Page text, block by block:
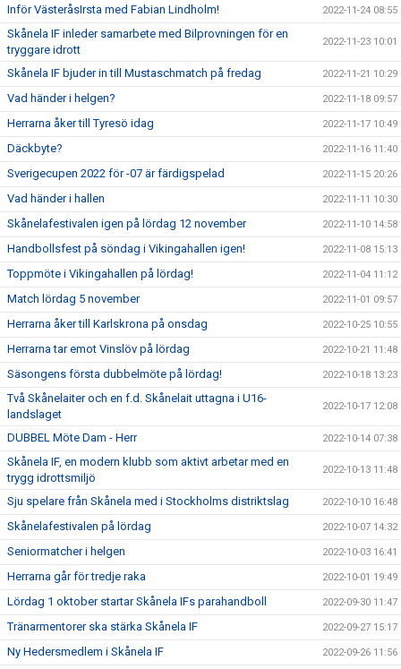
Inför VästeråsIrsta med Fabian Lindholm! 2022-11-24 08:55
Skånela IF inleder samarbete med Bilprovningen för en
tryggare idrott
2022-11-23 10:01
Skånela IF bjuder in till Mustaschmatch på fredag 2022-11-21 10:29
Vad händer i helgen? 2022-11-18 09:57
Herrarna åker till Tyresö idag 2022-11-17 10:49
Däckbyte? 2022-11-16 11:40
Sverigecupen 2022 för -07 är färdigspelad 2022-11-15 20:26
Vad händer i hallen 2022-11-11 10:30
Skånelafestivalen igen på lördag 12 november 2022-11-10 14:58
Handbollsfest på söndag i Vikingahallen igen! 2022-11-08 15:13
Toppmöte i Vikingahallen på lördag! 2022-11-04 11:12
Match lördag 5 november 2022-11-01 09:57
Herrarna åker till Karlskrona på onsdag 2022-10-25 10:55
Herrarna tar emot Vinslöv på lördag 2022-10-21 11:48
Säsongens första dubbelmöte på lördag! 2022-10-18 13:23
Två Skånelaiter och en f.d. Skånelait uttagna i U16-
landslaget
2022-10-17 12:08
DUBBEL Möte Dam - Herr 2022-10-14 07:38
Skånela IF, en modern klubb som aktivt arbetar med en
trygg idrottsmiljö
2022-10-13 11:48
Sju spelare från Skånela med i Stockholms distriktslag 2022-10-10 16:48
Skånelafestivalen på lördag 2022-10-07 14:32
Seniormatcher i helgen 2022-10-03 16:41
Herrarna går för tredje raka 2022-10-01 19:49
Lördag 1 oktober startar Skånela IFs parahandboll 2022-09-30 11:47
Tränarmentorer ska stärka Skånela IF 2022-09-27 15:17
Ny Hedersmedlem i Skånela IF 2022-09-26 11:56